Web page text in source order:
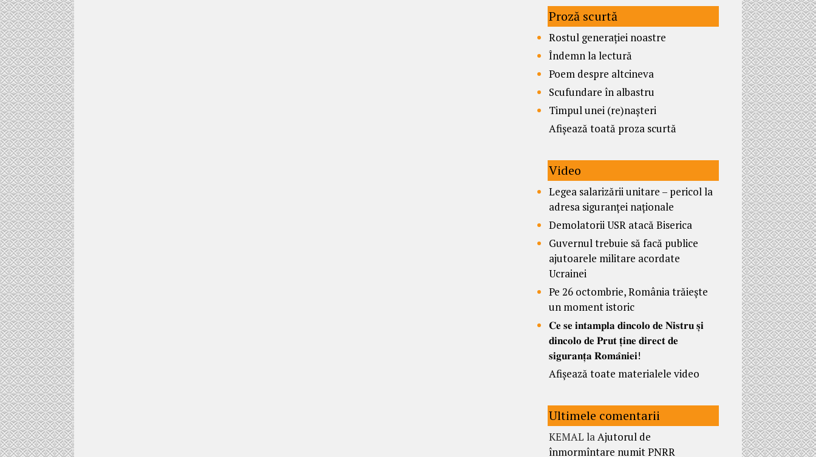
Proză scurtă
Rostul generației noastre
Îndemn la lectură
Poem despre altcineva
Scufundare în albastru
Timpul unei (re)nașteri
Afișează toată proza scurtă
Video
Legea salarizării unitare – pericol la
adresa siguranței naționale
Demolatorii USR atacă Biserica
Guvernul trebuie să facă publice
ajutoarele militare acordate
Ucrainei
Pe 26 octombrie, România trăiește
un moment istoric
𝐂𝐞 𝐬𝐞 𝐢𝐧𝐭𝐚𝐦𝐩𝐥𝐚 𝐝𝐢𝐧𝐜𝐨𝐥𝐨 𝐝𝐞 𝐍𝐢𝐬𝐭𝐫𝐮 𝐬̦𝐢
𝐝𝐢𝐧𝐜𝐨𝐥𝐨 𝐝𝐞 𝐏𝐫𝐮𝐭 𝐭̦𝐢𝐧𝐞 𝐝𝐢𝐫𝐞𝐜𝐭 𝐝𝐞
𝐬𝐢𝐠𝐮𝐫𝐚𝐧𝐭̦𝐚 𝐑𝐨𝐦𝐚̂𝐧𝐢𝐞𝐢!
Afișează toate materialele video
Ultimele comentarii
KEMAL laAjutorul de
înmormîntare numit PNRR